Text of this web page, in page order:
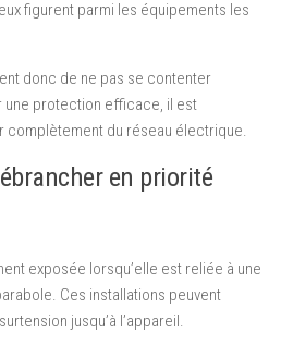
figurent parmi les équipements les
donc de ne pas se contenter
une protection efficace, il est
du réseau électrique.
en priorité
exposée lorsqu’elle est reliée à une
Ces installations peuvent
jusqu’à l’appareil.